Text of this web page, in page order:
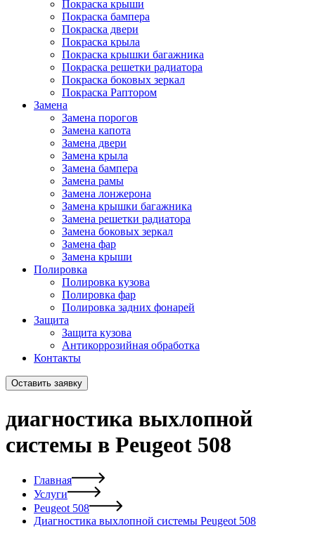
Покраска крыши
Покраска бампера
Покраска двери
Покраска крыла
Покраска крышки багажника
Покраска решетки радиатора
Покраска боковых зеркал
Покраска Раптором
Замена
Замена порогов
Замена капота
Замена двери
Замена крыла
Замена бампера
Замена рамы
Замена лонжерона
Замена крышки багажника
Замена решетки радиатора
Замена боковых зеркал
Замена фар
Замена крыши
Полировка
Полировка кузова
Полировка фар
Полировка задних фонарей
Защита
Защита кузова
Антикоррозийная обработка
Контакты
Оставить заявку
диагностика выхлопной
системы в Peugeot 508
Главная
Услуги
Peugeot 508
Диагностика выхлопной системы Peugeot 508